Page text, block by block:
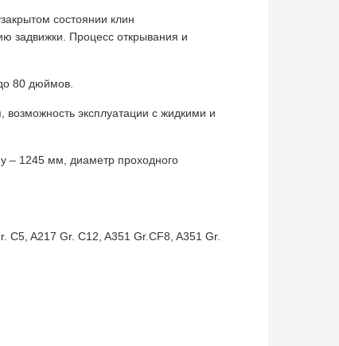
состоянии клин
задвижки. Процесс открывания и
80 дюймов.
эксплуатации с жидкими и
– 1245 мм, диаметр проходного
C5, A217 Gr. C12, A351 Gr.CF8, A351 Gr.